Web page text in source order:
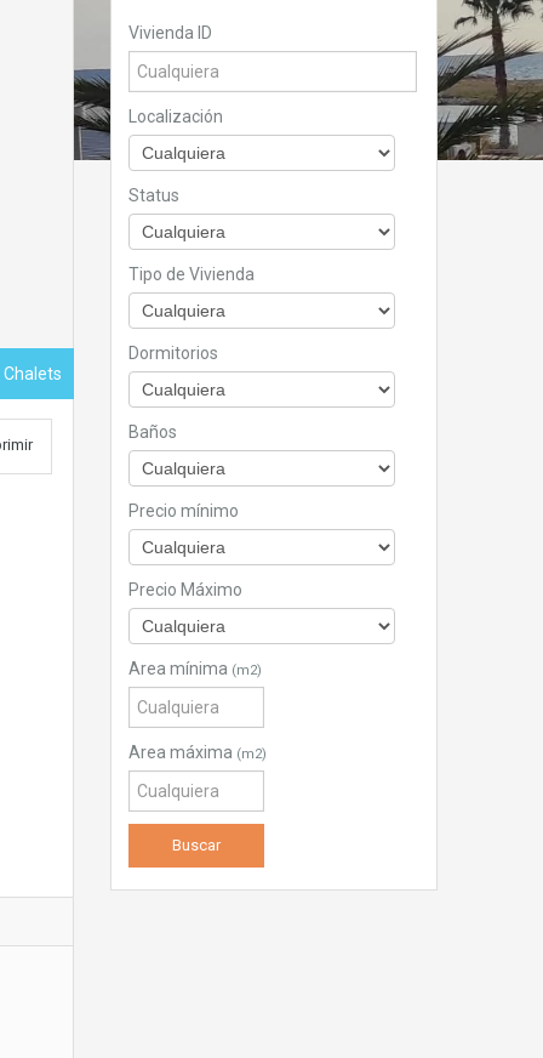
Chalets
Vivienda ID
Localización
Status
Tipo de Vivienda
Dormitorios
Baños
Precio mínimo
Precio Máximo
Area mínima (m2)
Area máxima (m2)